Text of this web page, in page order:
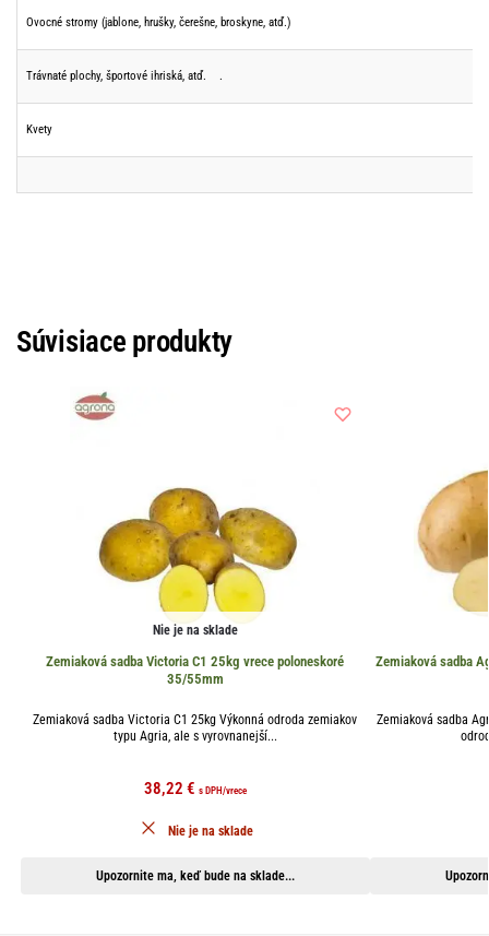
Ovocné stromy (jablone, hrušky, čerešne, broskyne, atď.)
Trávnaté plochy, športové ihriská, atď. .
Kvety
Súvisiace produkty
Nie je na sklade
Zemiaková sadba Victoria C1 25kg vrece poloneskoré
35/55mm
Zemiaková sadba Victoria C1 25kg Výkonná odroda zemiakov
typu Agria, ale s vyrovnanejší...
38,22 € s DPH /vrece
Upozornite ma, keď bude na sklade...
Nie je na sklade
Zemiaková sadba
Zemiaková sadba